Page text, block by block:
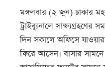
মঙ্গলবার (২ জুন) ঢাকার
ট্রাইব্যুনালে সাক্ষ্যগ্রহণের
দিন সকালে অফিসে
ফিরে আসেন। বাসার